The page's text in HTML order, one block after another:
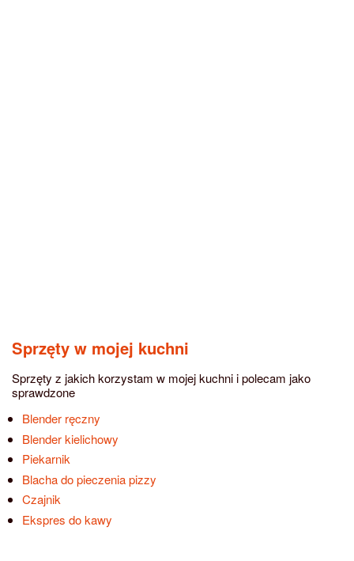
Sprzęty w mojej kuchni
Sprzęty z jakich korzystam w mojej kuchni i polecam jako
sprawdzone
Blender ręczny
Blender kielichowy
Piekarnik
Blacha do pieczenia pizzy
Czajnik
Ekspres do kawy